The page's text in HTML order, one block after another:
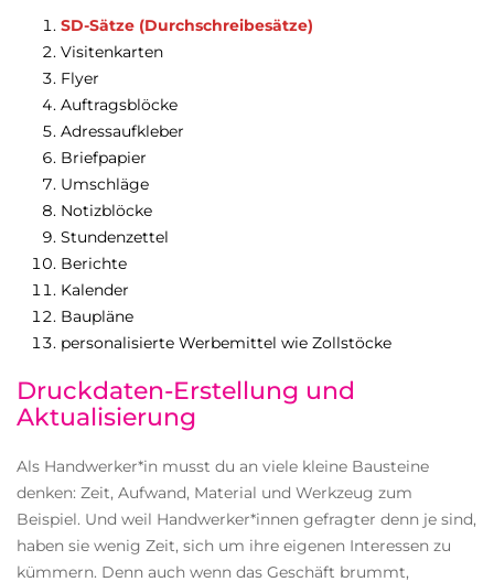
SD-Sätze (Durchschreibesätze)
Visitenkarten
Flyer
Auftragsblöcke
Adressaufkleber
Briefpapier
Umschläge
Notizblöcke
Stundenzettel
Berichte
Kalender
Baupläne
personalisierte Werbemittel wie Zollstöcke
Druckdaten-Erstellung und
Aktualisierung
Als Handwerker*in musst du an viele kleine Bausteine
denken: Zeit, Aufwand, Material und Werkzeug zum
Beispiel. Und weil Handwerker*innen gefragter denn je sind,
haben sie wenig Zeit, sich um ihre eigenen Interessen zu
kümmern. Denn auch wenn das Geschäft brummt,